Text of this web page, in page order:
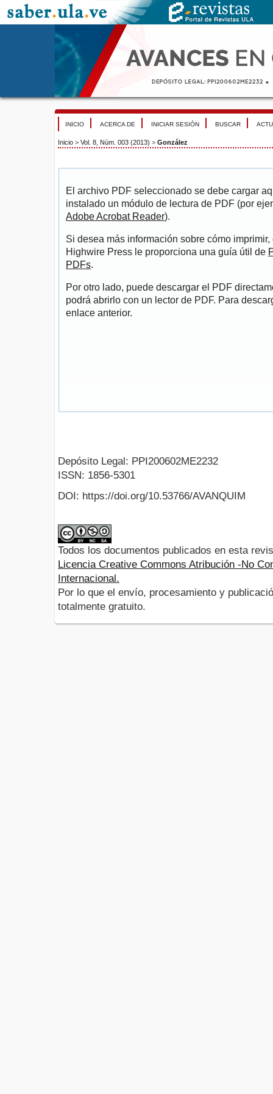
INICIO ACERCA DE INICIAR SESIÓN BUSCAR
Inicio > Vol. 8, Núm. 003 (2013) > González
El archivo PDF seleccionado se debe cargar
instalado un módulo de lectura de PDF (por
Adobe Acrobat Reader).
Si desea más información sobre cómo
Highwire Press le proporciona una guía útil de
PDFs.
Por otro lado, puede descargar el PDF
podrá abrirlo con un lector de PDF. Para
enlace anterior.
Depósito Legal: PPI200602ME2232
ISSN: 1856-5301
DOI: https://doi.org/10.53766/AVANQUIM
Todos los documentos publicados en esta
Licencia Creative Commons Atribución -No
Internacional.
Por lo que el envío, procesamiento y
totalmente gratuito.